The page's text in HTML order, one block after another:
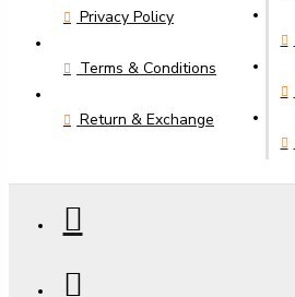
Privacy Policy
Terms & Conditions
Return & Exchange